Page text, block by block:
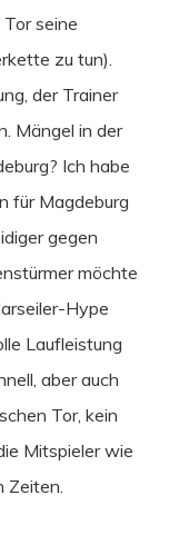
seine
zu tun).
der Trainer
Mängel in der
Ich habe
für Magdeburg
gegen
möchte
Hype
Laufleistung
aber auch
Tor, kein
Mitspieler wie
Zeiten.